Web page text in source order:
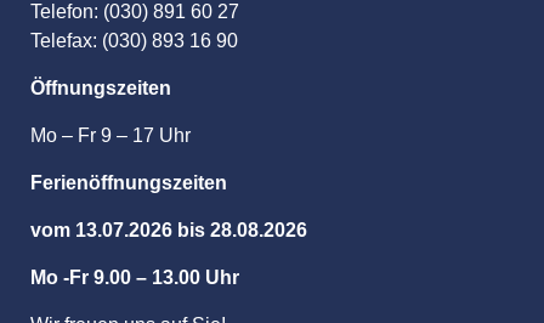
Telefon: (030) 891 60 27
Telefax: (030) 893 16 90
Öffnungszeiten
Mo – Fr 9 – 17 Uhr
Ferienöffnungszeiten
vom 13.07.2026 bis 28.08.2026
Mo -Fr 9.00 – 13.00 Uhr